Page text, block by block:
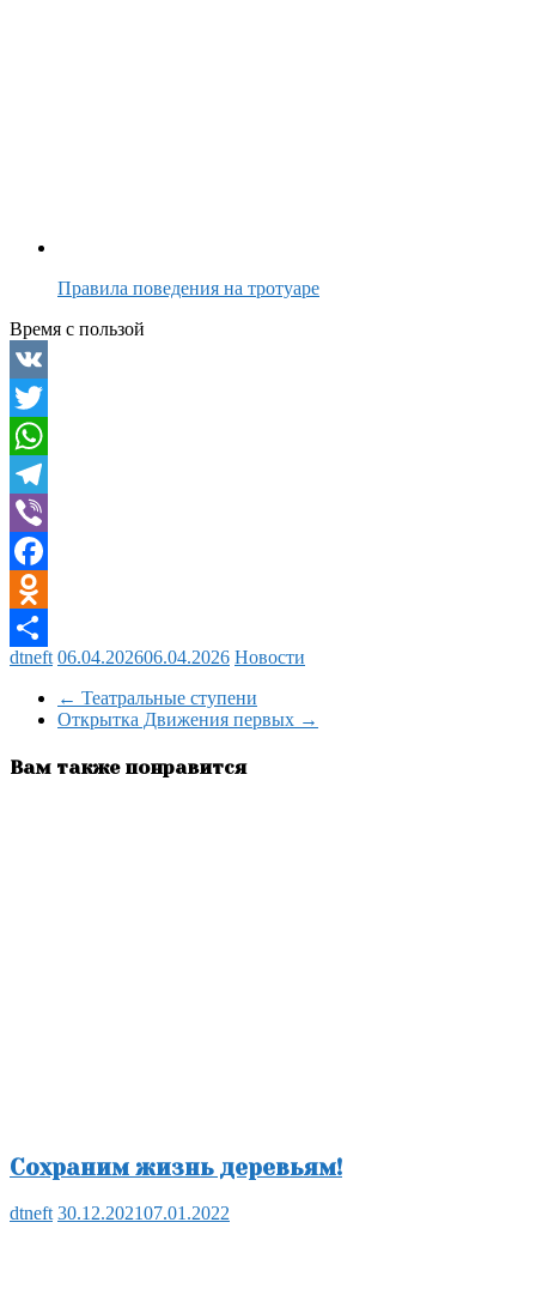
Правила поведения на тротуаре
Время с пользой
VK
Twitter
WhatsApp
Telegram
Viber
Facebook
Odnoklassniki
Отправить
dtneft 06.04.202606.04.2026 Новости
← Театральные ступени
Открытка Движения первых →
Вам также понравится
Сохраним жизнь деревьям!
dtneft 30.12.202107.01.2022